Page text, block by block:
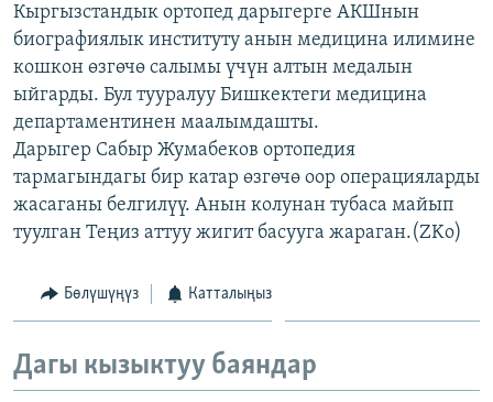
БИЗ ЖАНА ДҮЙНӨ
ДАНИСТЕ
ЭЖЕ-СИҢДИЛЕР
АЗАТТЫК+
ЫҢГАЙСЫЗ СУРООЛОР
Русский
ОНЛАЙН ШЕРИНЕ
ЭЕ/АРнун бардык сайттары
Кыргызстандык ортопед дарыгерге АКШнын
биографиялык институту анын медицина илимине
кошкон өзгөчө салымы үчүн алтын медалын
ыйгарды. Бул тууралуу Бишкектеги медицина
департаментинен маалымдашты.
Дарыгер Сабыр Жумабеков ортопедия
тармагындагы бир катар өзгөчө оор операцияларды
жасаганы белгилүү. Анын колунан тубаса майып
туулган Теңиз аттуу жигит басууга жараган.(ZKo)
Бөлүшүңүз Катталыңыз
Дагы кызыктуу баяндар